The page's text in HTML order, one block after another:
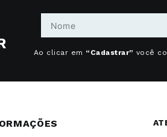
Ao clicar em “Cadastrar” você